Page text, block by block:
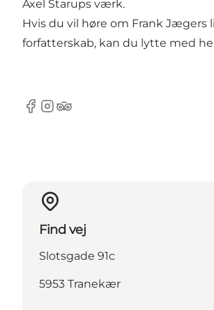
Axel Starups værk.
Hvis du vil høre om Frank Jægers
forfatterskab, kan du lytte med
Facebook
Instagram
Tripadvisor
Find vej
Slotsgade 91c
5953 Tranekær